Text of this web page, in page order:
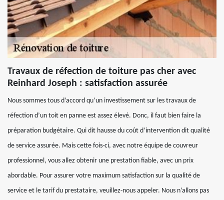
Travaux de réfection de toiture pas cher avec
Reinhard Joseph : satisfaction assurée
Nous sommes tous d’accord qu’un investissement sur les travaux de
réfection d’un toit en panne est assez élevé. Donc, il faut bien faire la
préparation budgétaire. Qui dit hausse du coût d’intervention dit qualité
de service assurée. Mais cette fois-ci, avec notre équipe de couvreur
professionnel, vous allez obtenir une prestation fiable, avec un prix
abordable. Pour assurer votre maximum satisfaction sur la qualité de
service et le tarif du prestataire, veuillez-nous appeler. Nous n’allons pas